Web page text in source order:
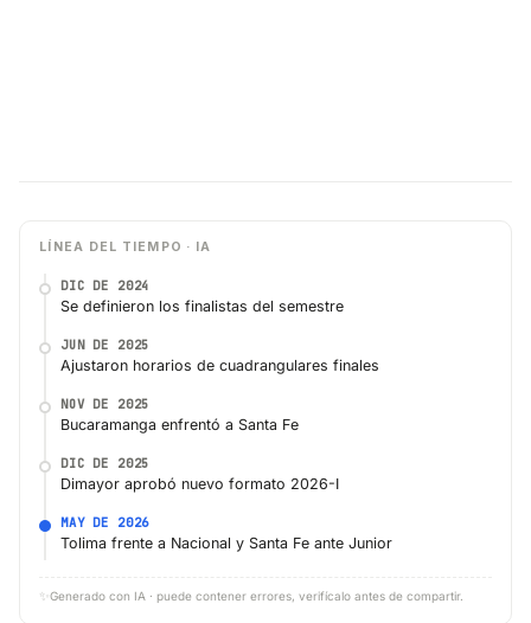
LÍNEA DEL TIEMPO · IA
DIC DE 2024
Se definieron los finalistas del semestre
JUN DE 2025
Ajustaron horarios de cuadrangulares finales
NOV DE 2025
Bucaramanga enfrentó a Santa Fe
DIC DE 2025
Dimayor aprobó nuevo formato 2026-I
MAY DE 2026
Tolima frente a Nacional y Santa Fe ante Junior
✨ Generado con IA · puede contener errores, verifícalo antes de compartir.